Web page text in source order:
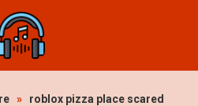
» roblox pizza place scared